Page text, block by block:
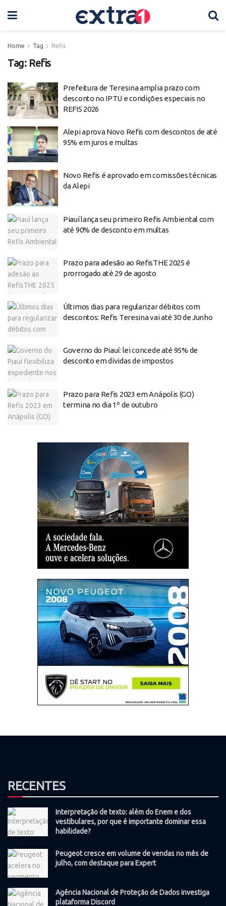
Home Tag Refis
Tag: Refis
Prefeitura de Teresina amplia prazo com
desconto no IPTU e condições especiais no
REFIS 2026
Alepi aprova Novo Refis com descontos de até
95% em juros e multas
Novo Refis é aprovado em comissões técnicas
da Alepi
Piauí lança seu primeiro Refis Ambiental com
até 90% de desconto em multas
Prazo para adesão ao RefisTHE 2025 é
prorrogado até 29 de agosto
Últimos dias para regularizar débitos com
descontos: Refis Teresina vai até 30 de Junho
Governo do Piauí: lei concede até 95% de
desconto em dívidas de impostos
Prazo para Refis 2023 em Anápolis (GO)
termina no dia 1º de outubro
RECENTES
Interpretação de texto: além do Enem e dos
vestibulares, por que é importante dominar essa
habilidade?
Peugeot cresce em volume de vendas no mês de
julho, com destaque para Expert
Agência Nacional de Proteção de Dados investiga
plataforma Discord